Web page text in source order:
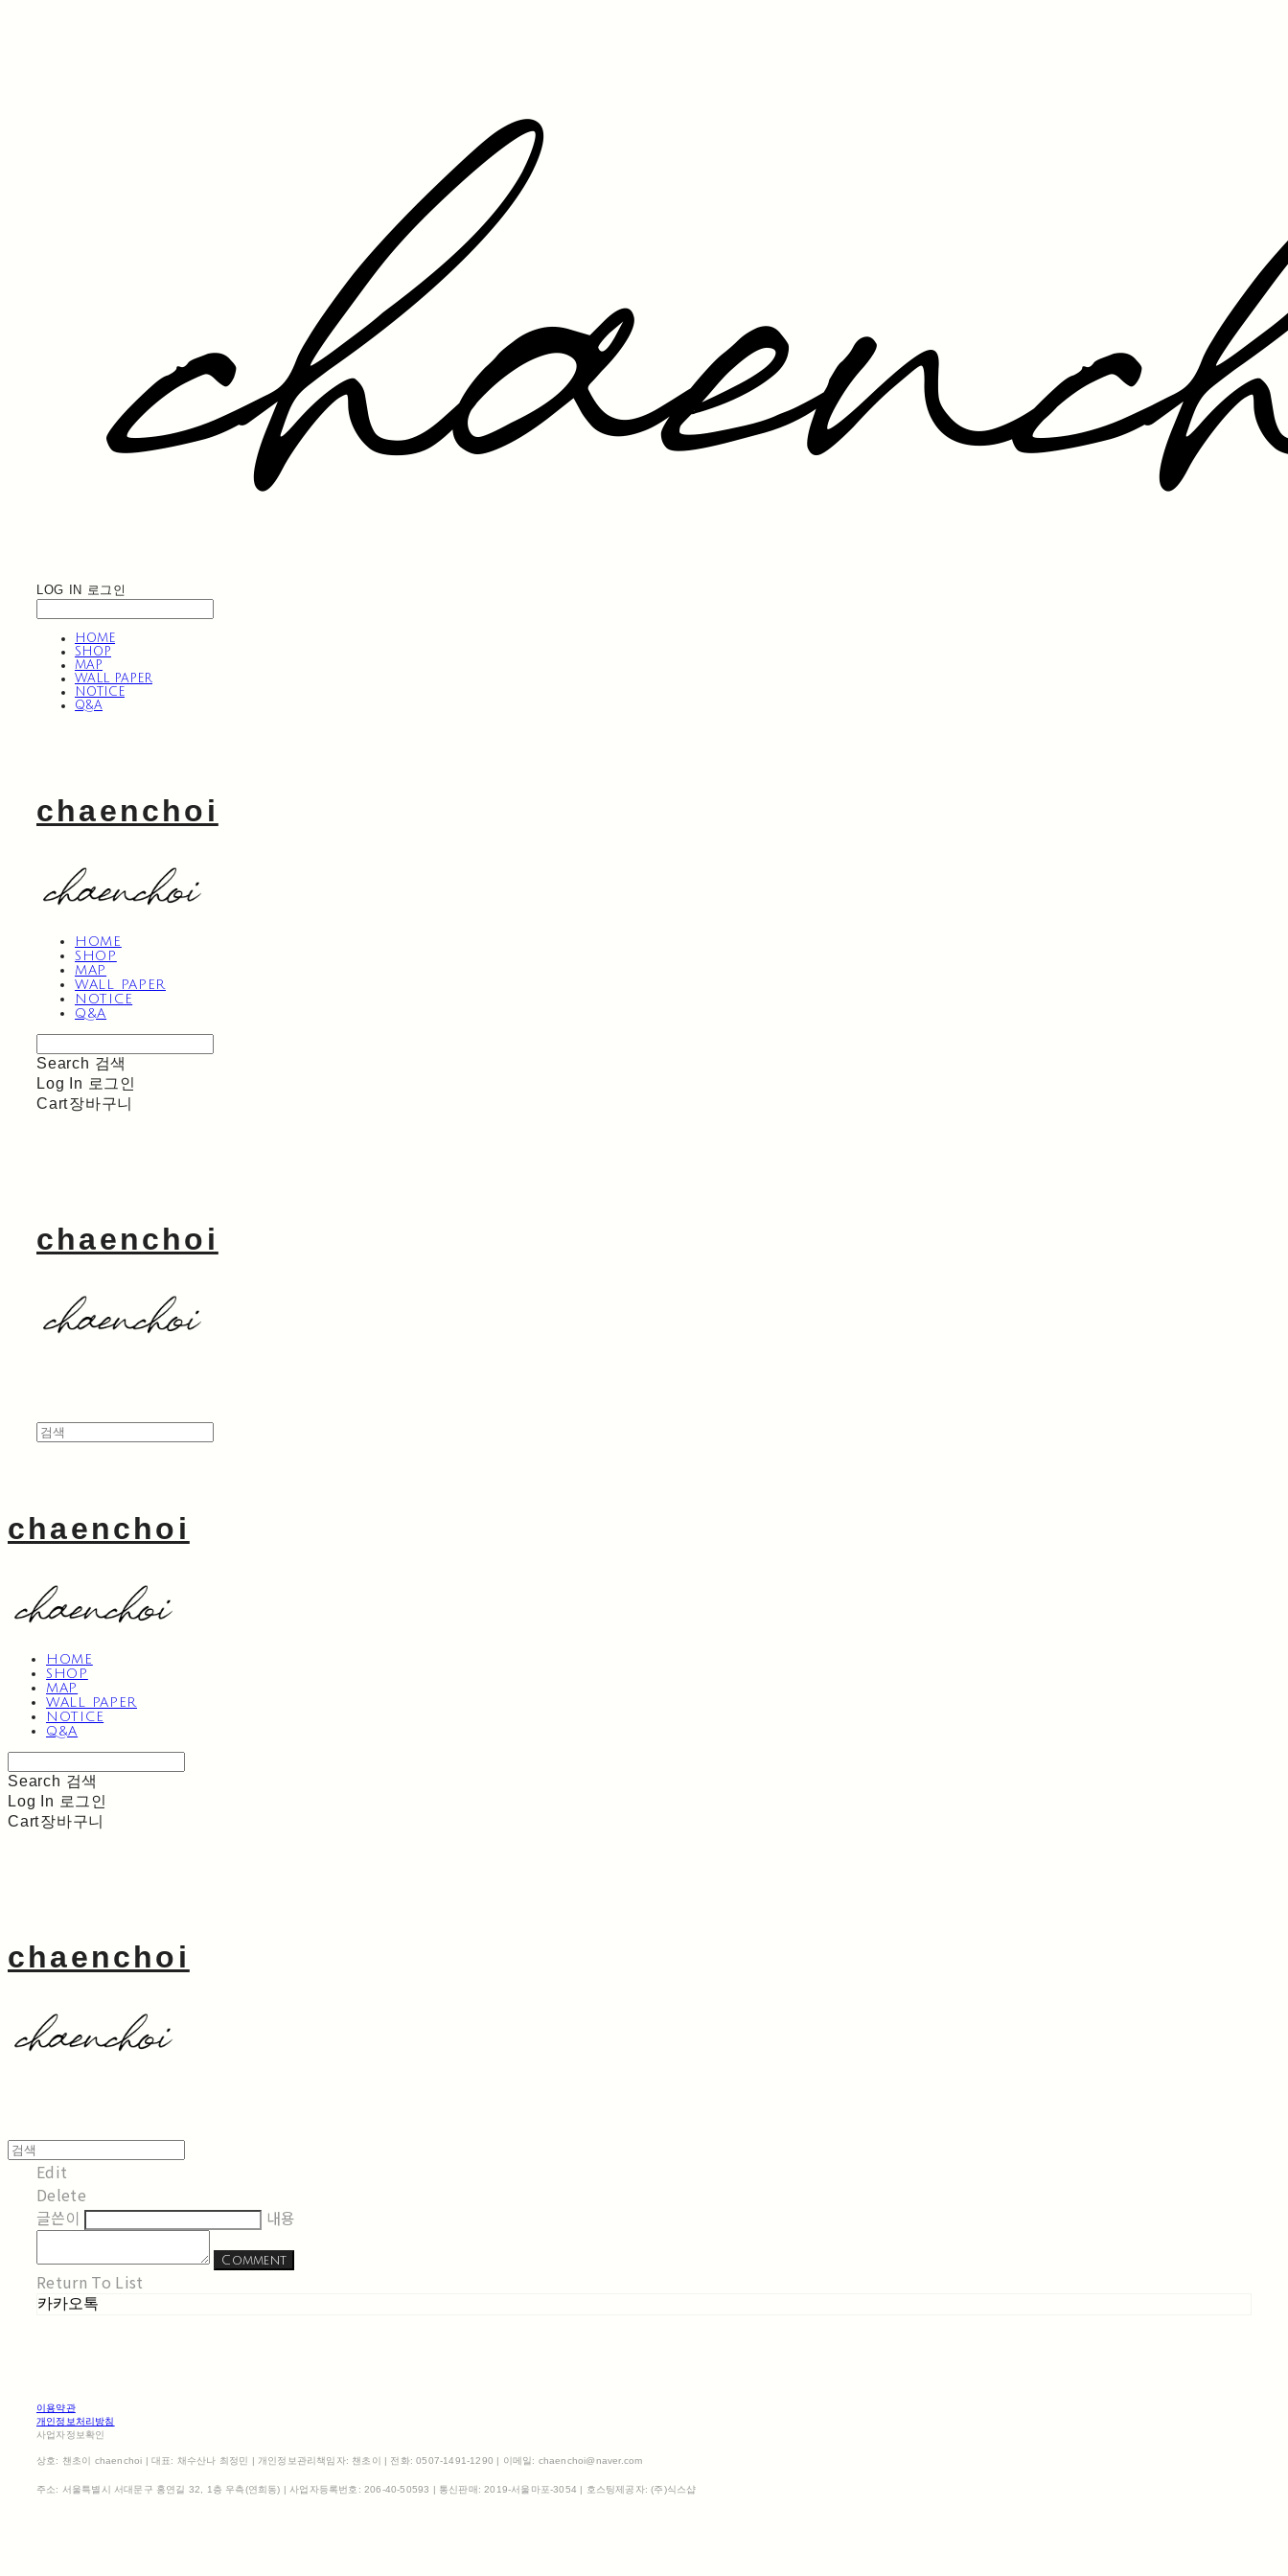
LOG IN 로그인
HOME
SHOP
MAP
WALL PAPER
NOTICE
Q&A
chaenchoi
HOME
SHOP
MAP
WALL PAPER
NOTICE
Q&A
Search 검색
Log In 로그인
Cart장바구니
chaenchoi
chaenchoi
HOME
SHOP
MAP
WALL PAPER
NOTICE
Q&A
Search 검색
Log In 로그인
Cart장바구니
chaenchoi
Edit
Delete
글쓴이
내용
Comment
Return To List
카카오톡
이용약관
개인정보처리방침
사업자정보확인
상호: 챈초이 chaenchoi | 대표: 채수산나 최정민 | 개인정보관리책임자: 챈초이 | 전화: 0507-1491-1290 | 이메일: chaenchoi@naver.com
주소: 서울특별시 서대문구 홍연길 32, 1층 우측(연희동) | 사업자등록번호: 206-40-50593 | 통신판매:2019-서울마포-3054 | 호스팅제공자: (주)식스샵